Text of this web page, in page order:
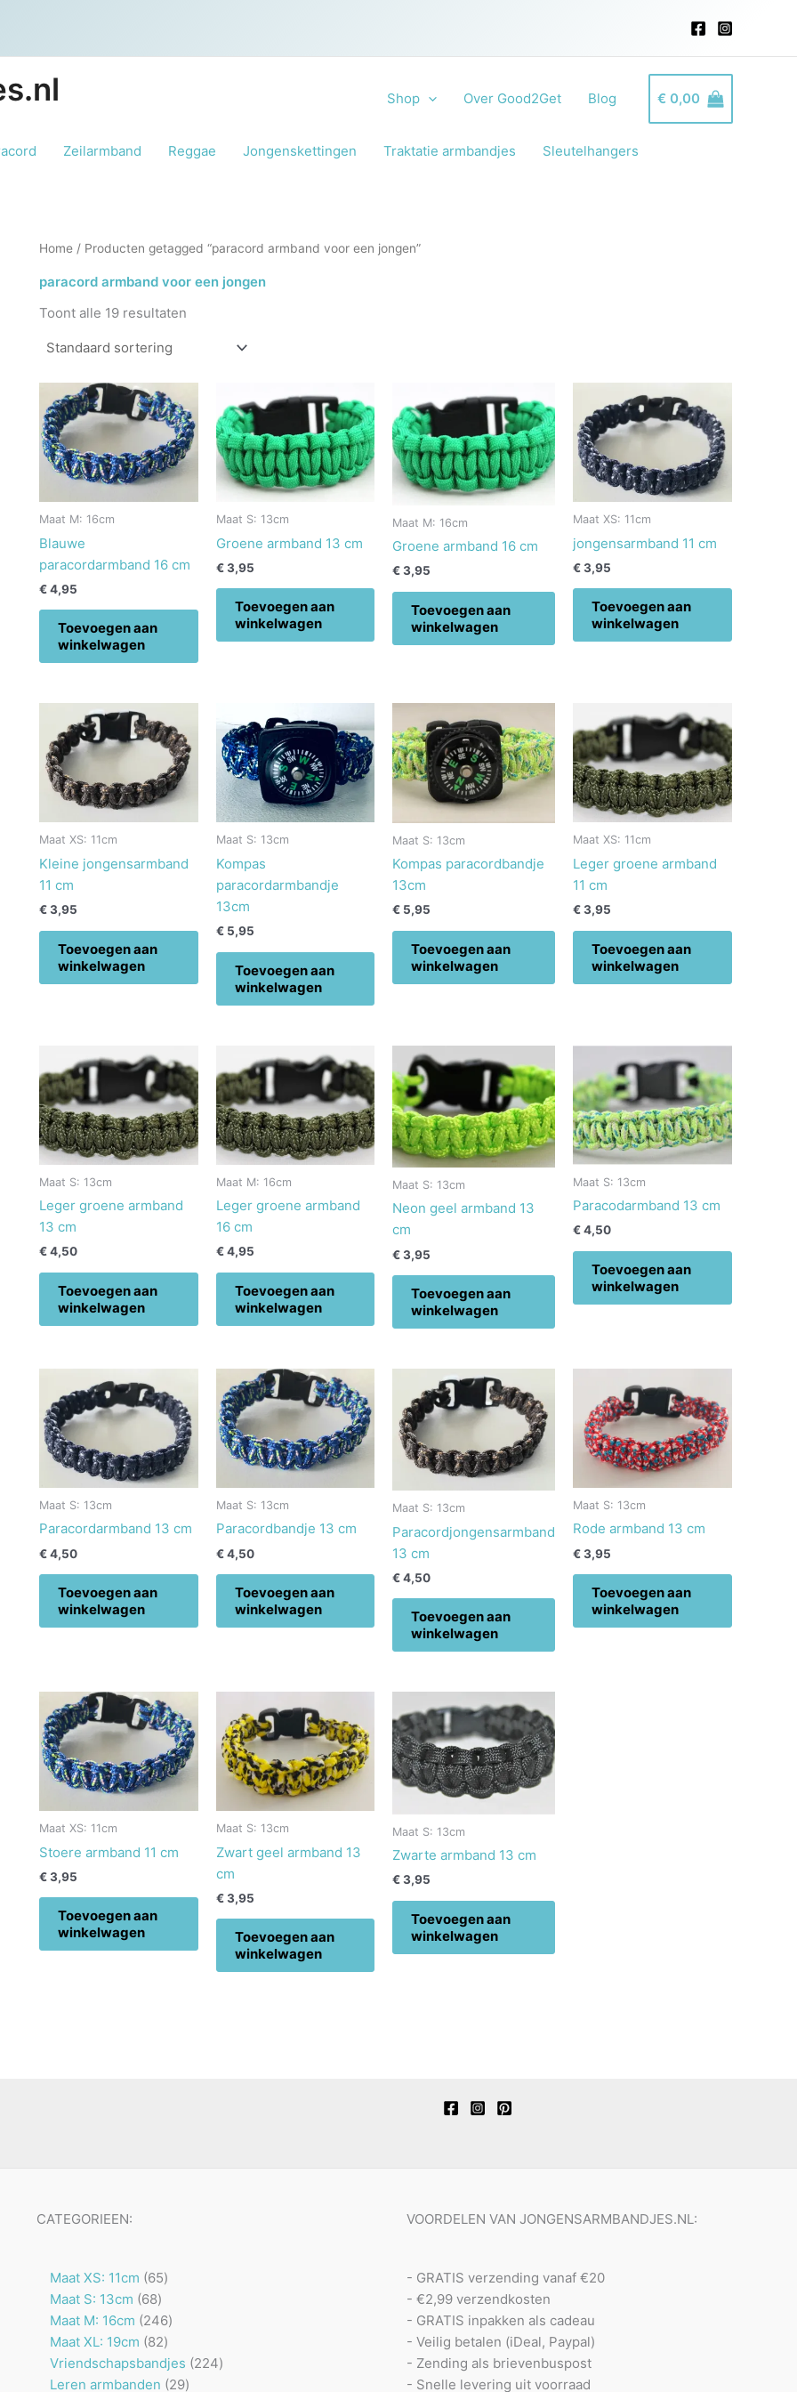
Shop Over Good2Get Blog € 0,00
Zeilarmband Reggae Jongenskettingen Traktatie armbandjes
Sleutelhangers
Home / Producten getagged “paracord armband voor een jongen”
paracord armband voor een jongen
Toont alle 19 resultaten
Maat M: 16cm
Blauwe
paracordarmband 16 cm
€4,95
Toevoegen aan
winkelwagen
Maat S: 13cm
Groene armband 13 cm
€3,95
Toevoegen aan
winkelwagen
Maat M: 16cm
Groene armband 16 cm
€3,95
Toevoegen aan
winkelwagen
Maat XS: 11cm
jongensarmband 11 cm
€3,95
Toevoegen aan
winkelwagen
Maat XS: 11cm
Kleine jongensarmband
11 cm
€3,95
Toevoegen aan
winkelwagen
Maat S: 13cm
Kompas
paracordarmbandje
13cm
€5,95
Toevoegen aan
winkelwagen
Maat S: 13cm
Kompas paracordbandje
13cm
€ 5,95
Toevoegen aan
winkelwagen
Maat XS: 11cm
Leger groene armband
11 cm
€3,95
Toevoegen aan
winkelwagen
Maat S: 13cm
Leger groene armband
13 cm
€4,50
Toevoegen aan
winkelwagen
Maat M: 16cm
Leger groene armband
16 cm
€4,95
Toevoegen aan
winkelwagen
Maat S: 13cm
Neon geel armband 13
cm
€3,95
Toevoegen aan
winkelwagen
Maat S: 13cm
Paracodarmband 13 cm
€4,50
Toevoegen aan
winkelwagen
Maat S: 13cm
Paracordarmband 13 cm
€4,50
Toevoegen aan
winkelwagen
Maat S: 13cm
Paracordbandje 13 cm
€4,50
Toevoegen aan
winkelwagen
Maat S: 13cm
Paracordjongensarmband
13 cm
€4,50
Toevoegen aan
winkelwagen
Maat S: 13cm
Rode armband 13 cm
€3,95
Toevoegen aan
winkelwagen
Maat XS: 11cm
Stoere armband 11 cm
€3,95
Toevoegen aan
winkelwagen
Maat S: 13cm
Zwart geel armband 13
cm
€3,95
Toevoegen aan
winkelwagen
Maat S: 13cm
Zwarte armband 13 cm
€3,95
Toevoegen aan
winkelwagen
CATEGORIEEN:
Maat XS: 11cm 6565
Maat S: 13cm 6868
producten
Maat M: 16cm 246246
producten
Maat XL: 19cm 8282
producten
Vriendschapsbandjes 224224
Leren armbanden 2929
VOORDELEN VAN JONGENSARMBANDJES.NL:
- GRATIS verzending vanaf €20
- €2,99 verzendkosten
- GRATIS inpakken als cadeau
- Veilig betalen (iDeal, Paypal)
- Zending als brievenbuspost
- Snelle levering uit voorraad